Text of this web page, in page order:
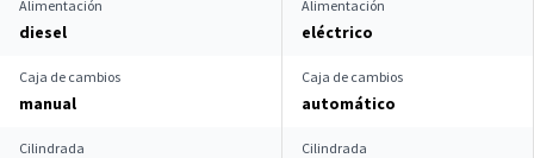
Alimentación
diesel
Alimentación
eléctrico
Caja de cambios
manual
Caja de cambios
automático
Cilindrada Cilindrada